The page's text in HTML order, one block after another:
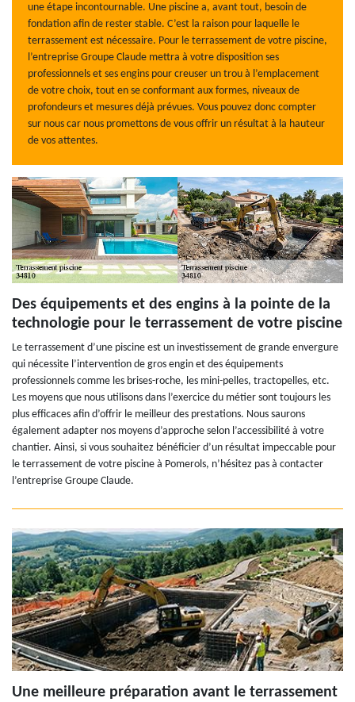
une étape incontournable. Une piscine a, avant tout, besoin de
fondation afin de rester stable. C’est la raison pour laquelle le
terrassement est nécessaire. Pour le terrassement de votre piscine,
l’entreprise Groupe Claude mettra à votre disposition ses
professionnels et ses engins pour creuser un trou à l’emplacement
de votre choix, tout en se conformant aux formes, niveaux de
profondeurs et mesures déjà prévues. Vous pouvez donc compter
sur nous car nous promettons de vous offrir un résultat à la hauteur
de vos attentes.
Des équipements et des engins à la pointe de la
technologie pour le terrassement de votre piscine
Le terrassement d’une piscine est un investissement de grande envergure
qui nécessite l’intervention de gros engin et des équipements
professionnels comme les brises-roche, les mini-pelles, tractopelles, etc.
Les moyens que nous utilisons dans l’exercice du métier sont toujours les
plus efficaces afin d’offrir le meilleur des prestations. Nous saurons
également adapter nos moyens d’approche selon l’accessibilité à votre
chantier. Ainsi, si vous souhaitez bénéficier d’un résultat impeccable pour
le terrassement de votre piscine à Pomerols, n’hésitez pas à contacter
l’entreprise Groupe Claude.
Une meilleure préparation avant le terrassement